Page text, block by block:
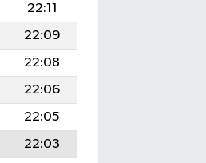
22:11
22:09
22:08
22:06
22:05
22:03